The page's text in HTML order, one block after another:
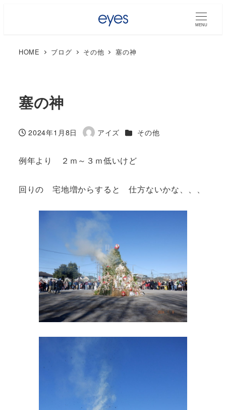
MENU
HOME ブログ その他 塞の神
塞の神
投稿日
2024年1月8日
著
アイズ カテゴリー
その他
例年より ２ｍ～３ｍ低いけど
回りの 宅地増からすると 仕方ないかな、、、